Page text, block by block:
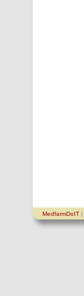
MedfarmDoIT|